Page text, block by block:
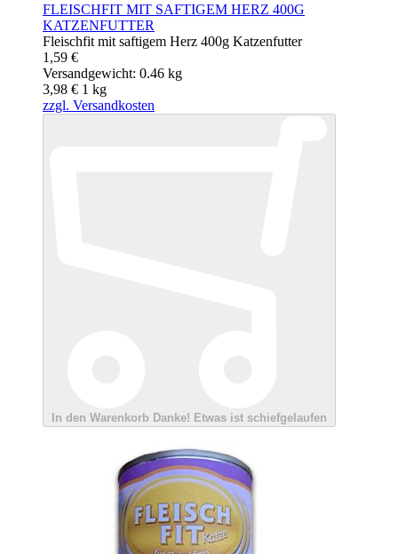
FLEISCHFIT MIT SAFTIGEM HERZ 400G
KATZENFUTTER
Fleischfit mit saftigem Herz 400g Katzenfutter
1,59 €
Versandgewicht: 0.46 kg
3,98 € 1 kg
zzgl. Versandkosten
In den Warenkorb Danke! Etwas ist schiefgelaufen